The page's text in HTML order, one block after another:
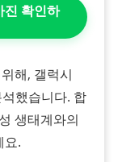
진 확인하
해, 갤럭시
했습니다. 합
생태계와의
요.